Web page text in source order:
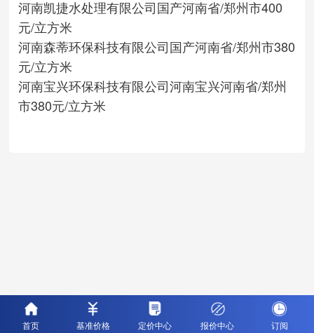
河南凯捷水处理有限公司国产河南省/郑州市400
元/立方米
河南森蒂环保科技有限公司国产河南省/郑州市380
元/立方米
河南宝兴环保科技有限公司河南宝兴河南省/郑州
市380元/立方米
首页 基准价格 定价中心 报价中心 订阅